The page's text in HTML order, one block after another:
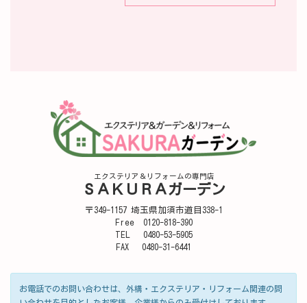
エクステリア＆リフォームの専門店
ＳＡＫＵＲＡガーデン
〒349-1157 埼玉県加須市道目338-1
Free 0120-818-390
TEL 0480-53-5905
FAX 0480-31-6441
お電話でのお問い合わせは、外構・エクステリア・リフォーム関連の問